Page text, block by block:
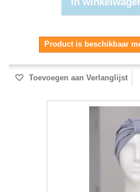
Product is beschikbaar
Toevoegen aan Verlanglijst